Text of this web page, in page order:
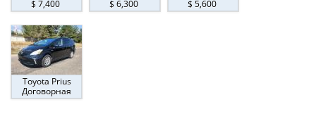
$ 7,400
$ 6,300
$ 5,600
Toyota Prius
Договорная